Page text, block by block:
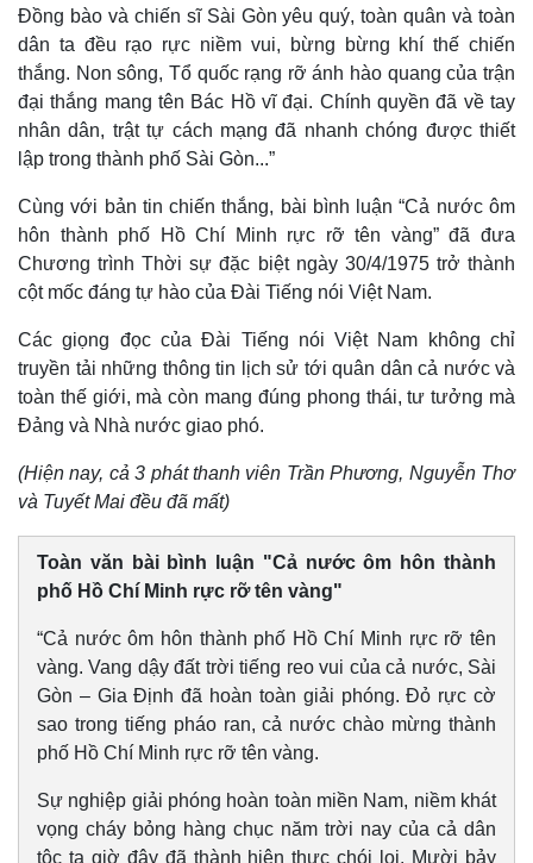
Vụ án
Tin nóng
Tư vấn luật
Vũ khí
Việt Nam
Phân tích
Đồng bào và chiến sĩ Sài Gòn yêu quý, toàn quân và toàn
dân ta đều rạo rực niềm vui, bừng bừng khí thế chiến
thắng. Non sông, Tổ quốc rạng rỡ ánh hào quang của trận
đại thắng mang tên Bác Hồ vĩ đại. Chính quyền đã về tay
nhân dân, trật tự cách mạng đã nhanh chóng được thiết
lập trong thành phố Sài Gòn...”
Cùng với bản tin chiến thắng, bài bình luận “Cả nước ôm
hôn thành phố Hồ Chí Minh rực rỡ tên vàng” đã đưa
Chương trình Thời sự đặc biệt ngày 30/4/1975 trở thành
cột mốc đáng tự hào của Đài Tiếng nói Việt Nam.
Các giọng đọc của Đài Tiếng nói Việt Nam không chỉ
truyền tải những thông tin lịch sử tới quân dân cả nước và
toàn thế giới, mà còn mang đúng phong thái, tư tưởng mà
Đảng và Nhà nước giao phó.
(Hiện nay, cả 3 phát thanh viên Trần Phương, Nguyễn Thơ
và Tuyết Mai đều đã mất)
Toàn văn bài bình luận "Cả nước ôm hôn thành
phố Hồ Chí Minh rực rỡ tên vàng"
“Cả nước ôm hôn thành phố Hồ Chí Minh rực rỡ tên
vàng. Vang dậy đất trời tiếng reo vui của cả nước, Sài
Gòn – Gia Định đã hoàn toàn giải phóng. Đỏ rực cờ
sao trong tiếng pháo ran, cả nước chào mừng thành
phố Hồ Chí Minh rực rỡ tên vàng.
Sự nghiệp giải phóng hoàn toàn miền Nam, niềm khát
vọng cháy bỏng hàng chục năm trời nay của cả dân
tộc ta giờ đây đã thành hiện thực chói lọi. Mười bảy